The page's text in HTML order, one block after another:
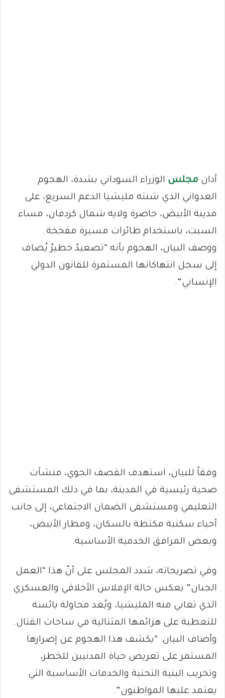
أدان مجلس الوزراء السوداني بشدة، الهجوم
العدواني الذي شنته مليشيا الدعم السريع، على
مدينة الأبيض، حاضرة ولاية شمال كردفان، مساء
السبت، باستخدام طائرات مسيرة مفخخة.
ووصف البيان، الهجوم بأنه “تصعيدٌ خطيرٌ يُضاف
إلى سجل انتهاكاتها المستمرة للقانون الدولي
الإنساني”.
وفقاً للبيان، استهدف القصف الجوي، منشآت
صحية رئيسية في المدينة، بما في ذلك المستشفى
التعليمي ومستشفى الضمان الاجتماعي، إلى جانب
أحياء سكنية مكتظة بالسكان، ومطار الأبيض،
وبعض المرافق الخدمية الأساسية.
وفي تصريحاته، شدد المجلس على أنّ هذا “العمل
الجبان” يعكس حالة الإفلاس الأخلاقي والعسكري
الذي تعاني منه المليشيا، ويُعد محاولة يائسة
للتغطية على هزائمها المتتالية في ساحات القتال.
وأضاف البيان: “يكشف هذا الهجوم عن إصرارها
المستمر على تعريض حياة المدنيين للخطر،
وتخريب البنية التحتية والخدمات الأساسية التي
يعتمد عليها المواطنون”.